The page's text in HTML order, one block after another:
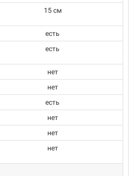
15 см
есть
есть
нет
нет
есть
нет
нет
нет